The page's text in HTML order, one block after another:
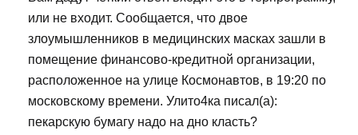
или не входит. Сообщается, что двое
злоумышленников в медицинских масках зашли в
помещение финансово-кредитной организации,
расположенное на улице Космонавтов, в 19:20 по
московскому времени. Улито4ка писал(а):
пекарскую бумагу надо на дно класть?